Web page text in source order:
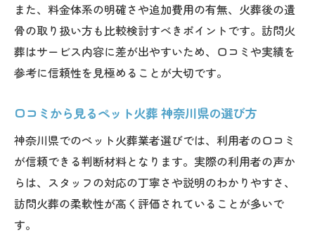
ペットも安心の訪問火葬前に確認すべき点
ペット火葬 神奈川県の流れと注意事項まと
め
ク
口コミで注目のペット火葬サービス基準
トラブル防止に役立つペット火葬のコツ
住み慣れた所で見送る時に起こりやすい誤
解
また、料金体系の明確さや追加費用の有無、火葬後の遺
骨の取り扱い方も比較検討すべきポイントです。訪問火
葬はサービス内容に差が出やすいため、口コミや実績を
参考に信頼性を見極めることが大切です。
口コミから見るペット火葬 神奈川県の選び方
神奈川県でのペット火葬業者選びでは、利用者の口コミ
が信頼できる判断材料となります。実際の利用者の声か
らは、スタッフの対応の丁寧さや説明のわかりやすさ、
訪問火葬の柔軟性が高く評価されていることが多いで
す。